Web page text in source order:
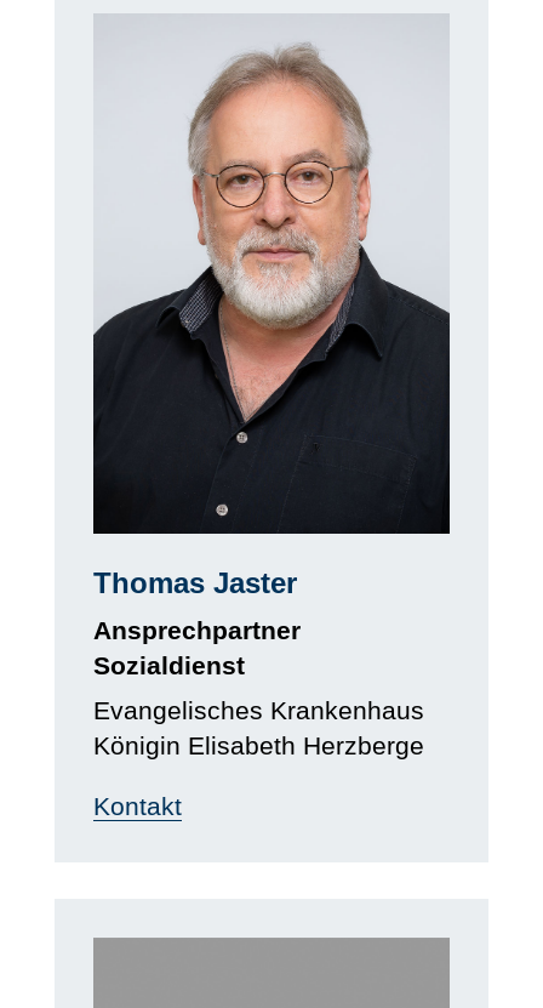
Thomas Jaster
Ansprechpartner
Sozialdienst
Evangelisches Krankenhaus
Königin Elisabeth Herzberge
Kontakt